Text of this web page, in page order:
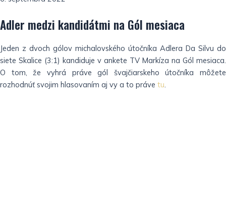
Adler medzi kandidátmi na Gól mesiaca
Jeden z dvoch gólov michalovského útočníka Adlera Da Silvu do
siete Skalice (3:1) kandiduje v ankete TV Markíza na Gól mesiaca.
O tom, že vyhrá práve gól švajčiarskeho útočníka môžete
rozhodnúť svojim hlasovaním aj vy a to práve tu.